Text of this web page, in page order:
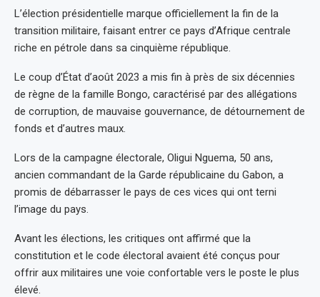
L’élection présidentielle marque officiellement la fin de la
transition militaire, faisant entrer ce pays d’Afrique centrale
riche en pétrole dans sa cinquième république.
Le coup d’État d’août 2023 a mis fin à près de six décennies
de règne de la famille Bongo, caractérisé par des allégations
de corruption, de mauvaise gouvernance, de détournement de
fonds et d’autres maux.
Lors de la campagne électorale, Oligui Nguema, 50 ans,
ancien commandant de la Garde républicaine du Gabon, a
promis de débarrasser le pays de ces vices qui ont terni
l’image du pays.
Avant les élections, les critiques ont affirmé que la
constitution et le code électoral avaient été conçus pour
offrir aux militaires une voie confortable vers le poste le plus
élevé.